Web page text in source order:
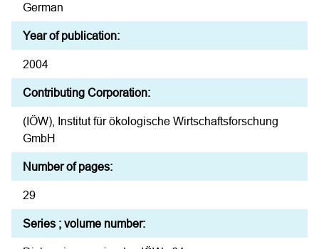
German
Year of publication:
2004
Contributing Corporation:
(IÖW), Institut für ökologische Wirtschaftsforschung
GmbH
Number of pages:
29
Series ; volume number: